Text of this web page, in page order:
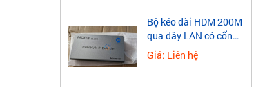
​Bộ kéo dài HDM 200M
qua dây LAN có cổng
USB
Giá: Liên hệ